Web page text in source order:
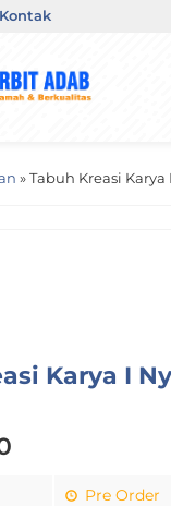
Kontak
» Tabuh Kreasi
Karya I
Pre Order